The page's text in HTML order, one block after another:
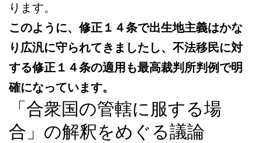
ります。
このように、修正１４条で出生地主義はかな
り広汎に守られてきましたし、不法移民に対
する修正１４条の適用も最高裁判所判例で明
確になっています。
「合衆国の管轄に服する場
合」の解釈をめぐる議論